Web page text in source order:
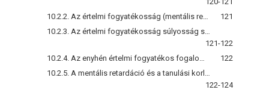
121
121-122
122
122-124